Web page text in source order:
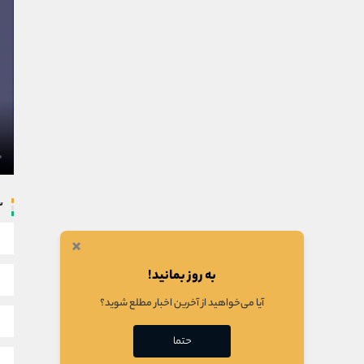
×
به روز بمانید!
آیا می‌خواهید از آخرین اخبار مطلع شوید؟
حتما